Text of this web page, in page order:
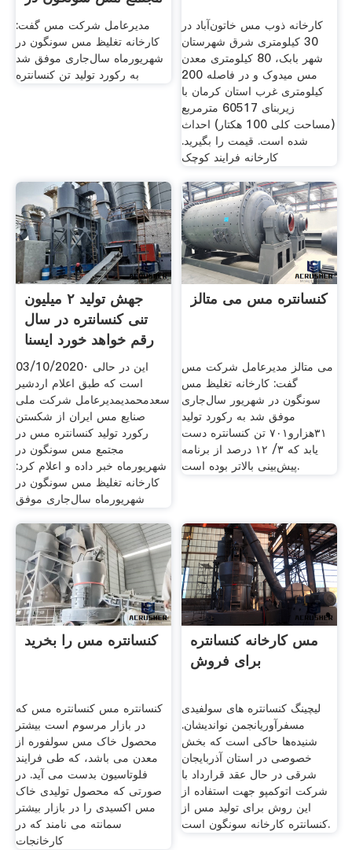
شهریور
مدیرعامل شرکت مس گفت:
کارخانه تغلیظ مس سونگون در
شهریورماه سال‌جاری موفق شد
به رکورد تولید تن کنسانتره
کارخانه ذوب مس خاتون‌آباد در
30 کیلومتری شرق شهرستان
شهر بابک، 80 کیلومتری معدن
مس میدوک و در فاصله 200
کیلومتری غرب استان کرمان با
زیربنای 60517 مترمربع
(مساحت کلی 100 هکتار) احداث
شده است. قیمت را بگیرید.
کارخانه فرایند کوچک
جهش تولید ۲ میلیون
تنی کنسانتره در سال
رقم خواهد خورد ایسنا
03/10/2020· این در حالی
است که طبق اعلام اردشیر
سعدمحمدیمدیرعامل شرکت ملی
صنایع مس ایران از شکستن
رکورد تولید کنسانتره مس در
مجتمع مس سونگون در
شهریورماه خبر داده و اعلام کرد:
کارخانه تغلیظ مس سونگون در
شهریورماه سال‌جاری موفق
کنسانتره مس می متالز
می متالز مدیرعامل شرکت مس
گفت: کارخانه تغلیظ مس
سونگون در شهریور سال‌جاری
موفق شد به رکورد تولید
۳۱هزارو۷۰۱ تن کنسانتره دست
یابد که ۳/ ۱۲ درصد از برنامه
پیش‌بینی بالاتر بوده است.
کنسانتره مس را بخرید
کنسانتره مس کنسانتره مس که
در بازار مرسوم است بیشتر
محصول خاک مس سولفوره از
معدن می باشد، که طی فرایند
فلوتاسیون بدست می آید. در
صورتی که محصول تولیدی خاک
مس اکسیدی را در بازار بیشتر
سمانته می نامند که در
کارخانجات
مس کارخانه کنسانتره
برای فروش
لیچینگ کنسانتره های سولفیدی
مسفرآوریانجمن نواندیشان.
شنیده‌ها حاکی است که بخش
خصوصی در استان آذربایجان
شرقی در حال عقد قرارداد با
شرکت اتوکمپو جهت استفاده از
این روش برای تولید مس از
کنسانتره کارخانه سونگون است.